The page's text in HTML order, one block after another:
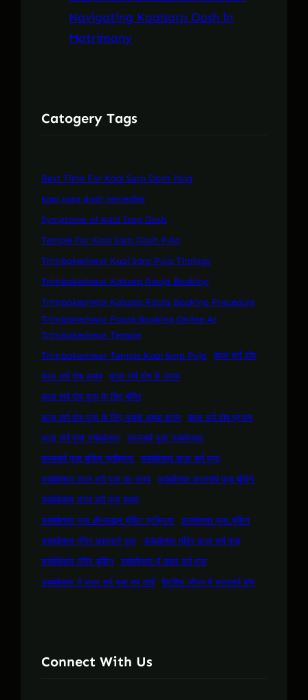
Navigating Kaalsarp Dosh in
Matrimony
Catogery Tags
Best Time For Kaal Sarp Dosh Puja
kaal sarp dosh remedies
Symptoms of Kaal Sarp Dosh
Temple For Kaal Sarp Dosh Puja
Trimbakeshwar Kaal Sarp Puja Timings
Trimbakeshwar Kalsarp Pooja Booking
Trimbakeshwar Kalsarp Pooja Booking Procedure
Trimbakeshwar Pooja Booking Online At
Trimbakeshwar Temple
Trimbakeshwar Temple Kaal Sarp Puja
काल सर्प दोष
काल सर्प दोष उपाय काल सर्प दोष के उपाय
काल सर्प दोष पूजा के लिए मंदिर
काल सर्प दोष पूजा के लिए सबसे अच्छा समय काल सर्प दोष प्रभाव
काल सर्प पूजा त्र्यंबकेश्वर कालसर्प पूजा त्र्यंबकेश्वर
कालसर्प पूजा बुकिंग प्रक्रिया त्र्यंबकेश्वर काल सर्प पूजा
त्र्यंबकेश्वर काल सर्प पूजा का समय त्र्यंबकेश्वर कालसर्प पूजा बुकिंग
त्र्यंबकेश्वर काल सर्प पूजा समय
त्र्यंबकेश्वर पूजा ऑनलाइन बुकिंग प्रक्रिया त्र्यंबकेश्वर पूजा बुकिंग
त्र्यंबकेश्वर मंदिर कालसर्प पूजा त्र्यंबकेश्वर मंदिर काल सर्प पूजा
त्र्यंबकेश्वर मंदिर बुकिंग त्र्यंबकेश्वर में काल सर्प पूजा
त्र्यंबकेश्वर में काल सर्प पूजा का खर्च वैवाहिक जीवन में कालसर्प दोष
Connect With Us